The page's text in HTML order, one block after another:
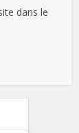
dans le